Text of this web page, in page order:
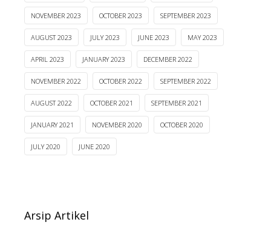
NOVEMBER 2023 OCTOBER 2023 SEPTEMBER 2023
AUGUST 2023 JULY 2023 JUNE 2023 MAY 2023
APRIL 2023 JANUARY 2023 DECEMBER 2022
NOVEMBER 2022 OCTOBER 2022 SEPTEMBER 2022
AUGUST 2022 OCTOBER 2021 SEPTEMBER 2021
JANUARY 2021 NOVEMBER 2020 OCTOBER 2020
JULY 2020 JUNE 2020
Arsip Artikel